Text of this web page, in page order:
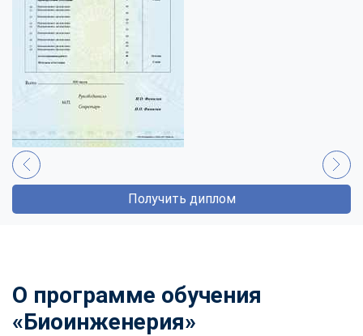
Получить диплом
О программе обучения
«Биоинженерия»